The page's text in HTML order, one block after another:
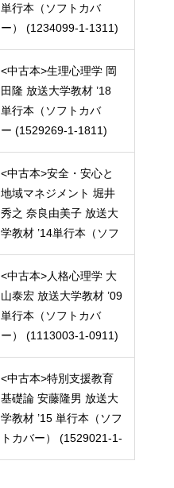
単行本（ソフトカバ
ー） (1234099-1-1311)
<中古本>生理心理学 岡
田隆 放送大学教材 ’18
単行本（ソフトカバ
ー (1529269-1-1811)
<中古本>安全・安心と
地域マネジメント 堀井
秀之 奈良由美子 放送大
学教材 ’14単行本（ソフ
トカバー） (1847457-1-
1411)
<中古本>人格心理学 大
山泰宏 放送大学教材 ’09
単行本（ソフトカバ
ー） (1113003-1-0911)
<中古本>特別支援教育
基礎論 安藤隆男 放送大
学教材 ’15 単行本（ソフ
トカバー） (1529021-1-
1511)